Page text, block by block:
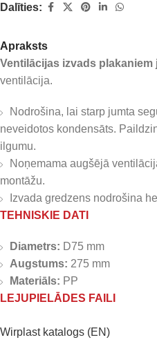
Dalīties:
Apraksts
Ventilācijas izvads plakaniem
ventilācija.
Nodrošina, lai starp jumta
neveidotos kondensāts.
ilgumu.
Noņemama augšējā
montāžu.
Izvada gredzens nodrošina
TEHNISKIE DATI
Diametrs: D75 mm
Augstums: 275 mm
Materiāls: PP
LEJUPIELĀDES FAILI
Wirplast katalogs (EN)